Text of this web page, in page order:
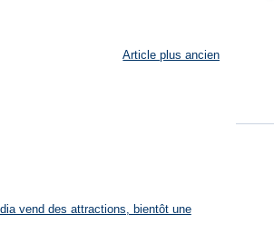
Article plus ancien
vend des attractions, bientôt une